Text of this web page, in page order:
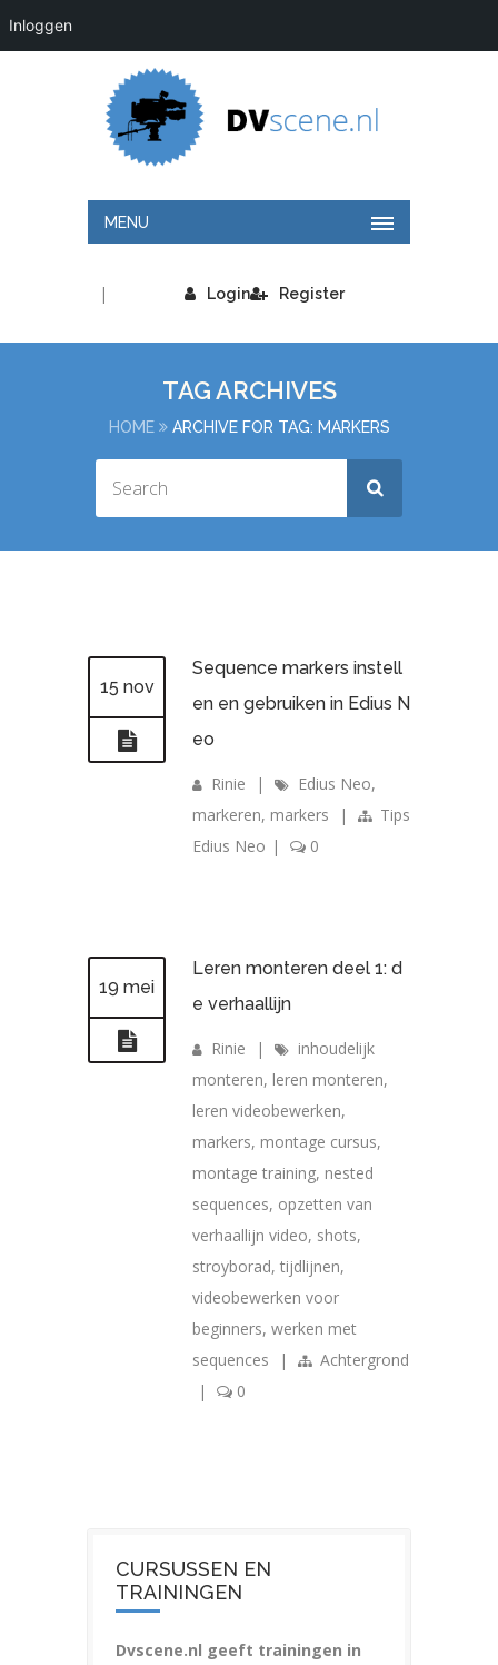
Inloggen
MENU
Login
| Register
TAG ARCHIVES
HOME ARCHIVE FOR TAG: MARKERS
15 nov
Sequence markers instell
en en gebruiken in Edius N
eo
Rinie | Edius Neo,
markeren, markers |
Tips
Edius Neo | 0
19 mei
Leren monteren deel 1: d
e verhaallijn
Rinie |
inhoudelijk
monteren, leren monteren,
leren videobewerken,
markers, montage cursus,
montage training, nested
sequences, opzetten van
verhaallijn video, shots,
stroyborad, tijdlijnen,
videobewerken voor
beginners, werken met
sequences
|
Achtergrond
|
0
CURSUSSEN EN
TRAININGEN
Dvscene.nl geeft trainingen in